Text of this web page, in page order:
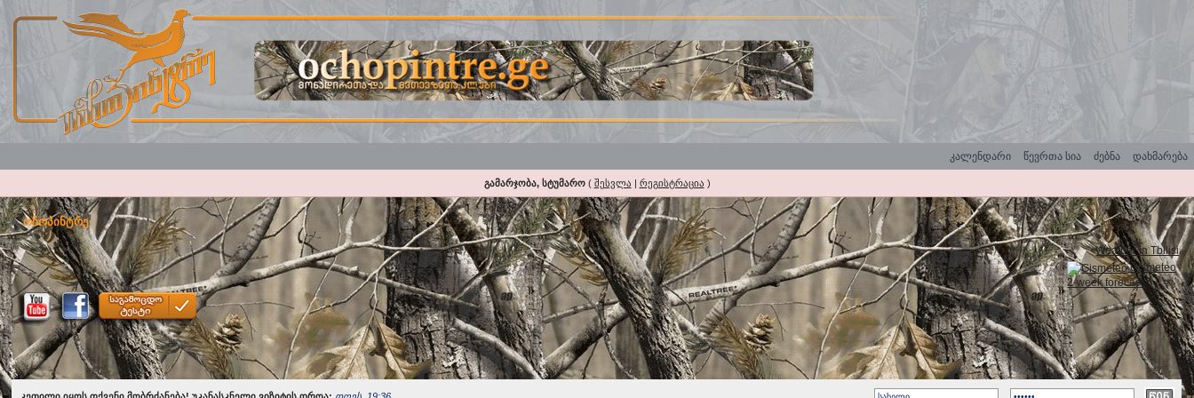
დახმარება
ძებნა
წევრთა სია
კალენდარი
გამარჯობა, სტუმარო( შესვლა | რეგისტრაცია )
ოჩოპინტრე
Weather in Tbilisi
Gismeteo
2-week forecast